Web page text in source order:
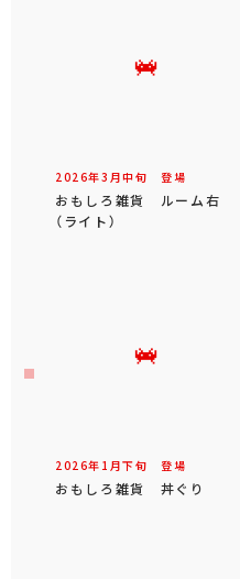
2026年3 月中旬 登場
おもしろ雑貨 ルーム右
（ライト）
2026年 1 月下旬 登場
おもしろ雑貨 丼ぐり